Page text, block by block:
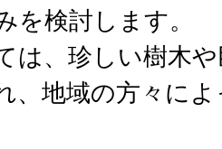
を検討します。
は、珍しい樹木
、地域の方々に